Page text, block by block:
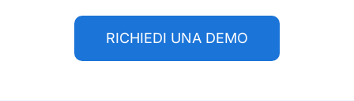
RICHIEDI UNA DEMO